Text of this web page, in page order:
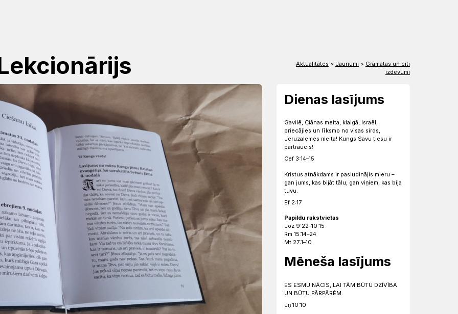
Aktualitātes > Jaunumi > Grāmatas un citi
izdevumi
Dienas lasījums
Gavilē, Ciānas meita, klaigā, Israēl,
priecājies un līksmo no visas sirds,
Jeruzalemes meita! Kungs Savu tiesu ir
pārtraucis!
Cef 3:14–15
Kristus atnākdams ir pasludinājis mieru –
gan jums, kas bijāt tālu, gan viņiem, kas bija
tuvu.
Ef 2:17
Papildu rakstvietas
Joz 9:22–10:15
Rm 15:14–24
Mt 27:1–10
Mēneša lasījums
ES ESMU NĀCIS, LAI TĀM BŪTU DZĪVĪBA
UN BŪTU PĀRPĀRĒM.
Jņ 10:10